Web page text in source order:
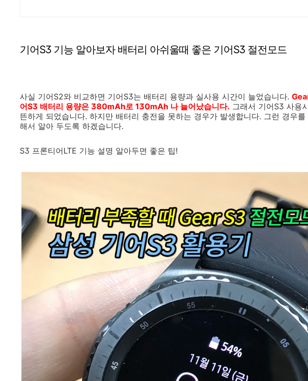
기어S3 기능 알아보자 배터리 아쉬울때 좋은 기어S3 절전모드
사실 기어S2와 비교하면 기어S3는 배터리 용량과 실사용 시간이 늘었습니다.
어S3 배터리 용량은 380mAh로 130mAh 나 늘어났습니다. 그래서 기어S3 사용
뜬하게 되었습니다. 하지만 배터리 충전을 못하는 경우가 발생합니다. 그런 경우
해서 알아 두도록 하겠습니다.
S3 프론티어LTE 기능 설명 알아두면 좋은 팁!